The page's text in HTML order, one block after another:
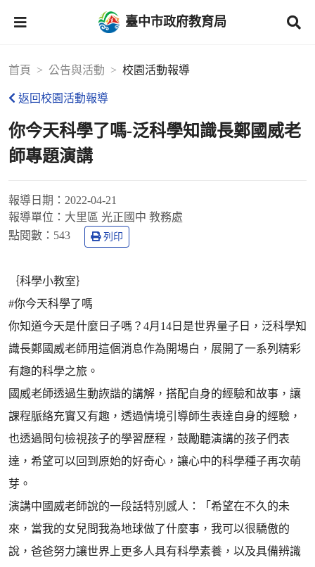
臺中市政府教育局
首頁 公告與活動 校園活動報導
返回校園活動報導
你今天科學了嗎-泛科學知識長鄭國威老
師專題演講
報導日期： 2022-04-21
報導單位： 大里區 光正國中 教務處
點閱數： 543 列印
｛科學小教室｝
#你今天科學了嗎
你知道今天是什麼日子嗎？4月14日是世界量子日，泛科學知
識長鄭國威老師用這個消息作為開場白，展開了一系列精彩
有趣的科學之旅。
國威老師透過生動詼諧的講解，搭配自身的經驗和故事，讓
課程脈絡充實又有趣，透過情境引導師生表達自身的經驗，
也透過問句檢視孩子的學習歷程，鼓勵聽演講的孩子們表
達，希望可以回到原始的好奇心，讓心中的科學種子再次萌
芽。
演講中國威老師說的一段話特別感人：「希望在不久的未
來，當我的女兒問我為地球做了什麼事，我可以很驕傲的
說，爸爸努力讓世界上更多人具有科學素養，以及具備辨識